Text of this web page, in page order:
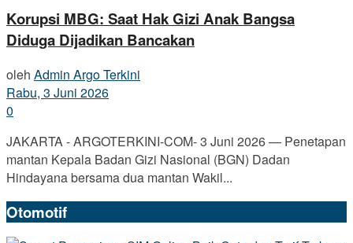
Korupsi MBG: Saat Hak Gizi Anak Bangsa
Diduga Dijadikan Bancakan
oleh Admin Argo Terkini
Rabu, 3 Juni 2026
0
JAKARTA - ARGOTERKINI-COM- 3 Juni 2026 — Penetapan
mantan Kepala Badan Gizi Nasional (BGN) Dadan
Hindayana bersama dua mantan Wakil...
Otomotif